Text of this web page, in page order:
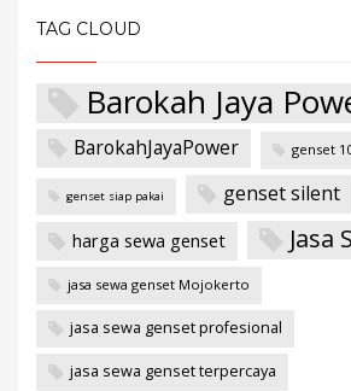
TAG CLOUD
Barokah Jaya
BarokahJayaPower genset
genset siap pakai genset silent
harga sewa genset Jasa
jasa sewa genset Mojokerto
jasa sewa genset profesional
jasa sewa genset terpercaya